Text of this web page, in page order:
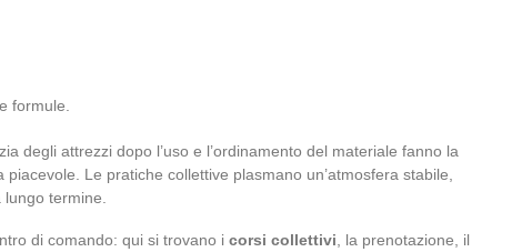
formule.
degli attrezzi dopo l’uso e l’ordinamento del materiale fanno la
Le pratiche collettive plasmano un’atmosfera stabile,
termine.
di comando: qui si trovano i corsi collettivi , la prenotazione, il